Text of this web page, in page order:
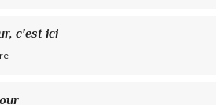
c'est ici